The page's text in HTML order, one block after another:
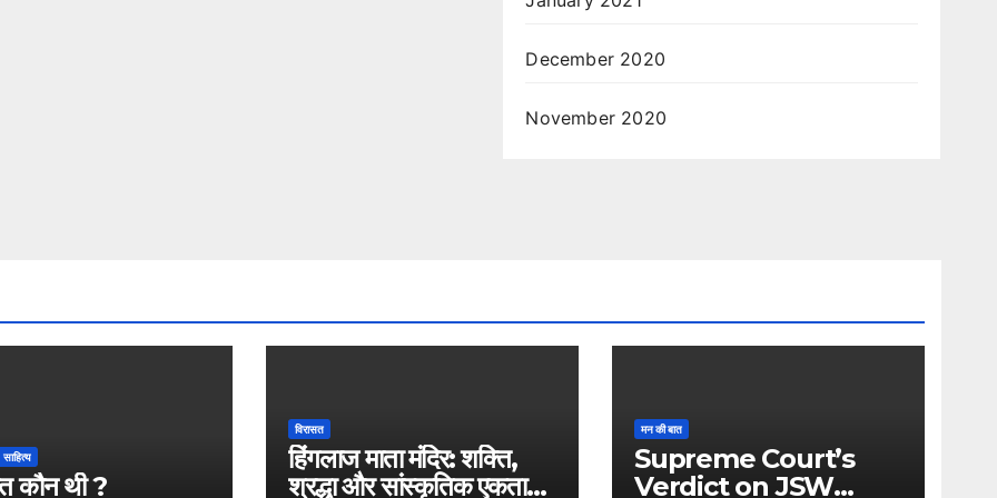
December 2020
November 2020
साहित्य
कौन थी ?
विरासत
हिंगलाज माता मंदिर: शक्ति,
श्रद्धा और सांस्कृतिक एकता
मन की बात
Supreme Court’s
Verdict on JSW